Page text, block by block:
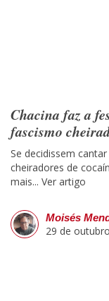
Chacina faz a
fascismo
Se decidissem
cheiradores de
mais... Ver artigo
Moisés
29 de